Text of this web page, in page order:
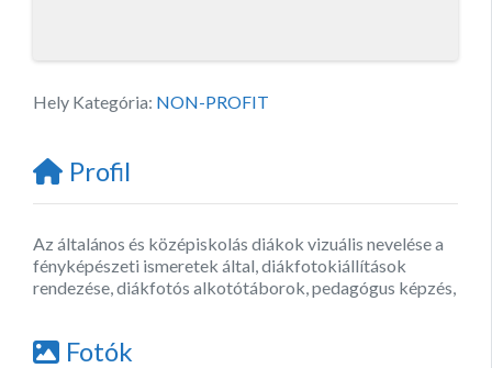
Hely Kategória: NON-PROFIT
Profil
Az általános és középiskolás diákok vizuális nevelése a
fényképészeti ismeretek által, diákfotokiállítások
rendezése, diákfotós alkotótáborok, pedagógus képzés,
Fotók